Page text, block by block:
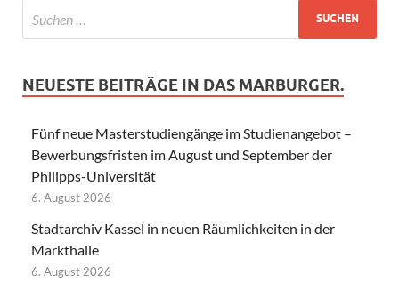
NEUESTE BEITRÄGE IN DAS MARBURGER.
Fünf neue Masterstudiengänge im Studienangebot –
Bewerbungsfristen im August und September der
Philipps-Universität
6. August 2026
Stadtarchiv Kassel in neuen Räumlichkeiten in der
Markthalle
6. August 2026